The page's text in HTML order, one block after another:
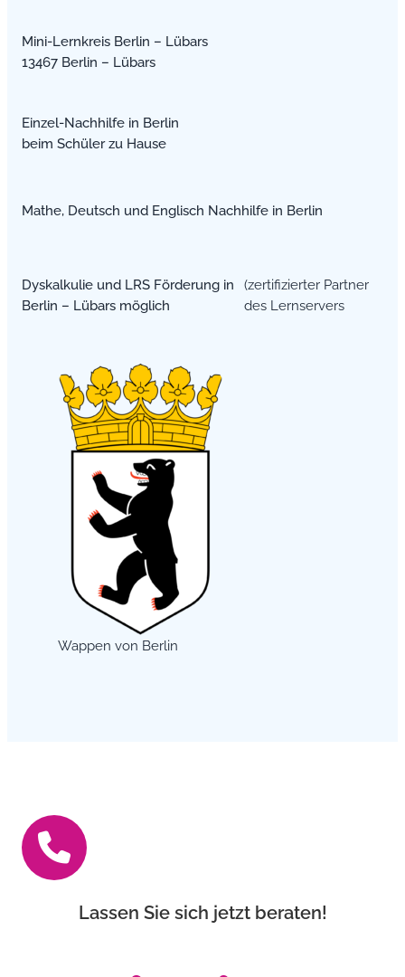
Mini-Lernkreis Berlin – Lübars
13467 Berlin – Lübars
Einzel-Nachhilfe in Berlin
beim Schüler zu Hause
Mathe, Deutsch und Englisch Nachhilfe in Berlin
Dyskalkulie und LRS Förderung in
Berlin – Lübars möglich
(zertifizierter Partner
des Lernservers
Wappen von Berlin
Lassen Sie sich jetzt beraten!